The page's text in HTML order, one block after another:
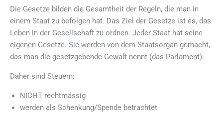
Die Gesetze bilden die Gesamtheit der Regeln, die man in
einem Staat zu befolgen hat. Das Ziel der Gesetze ist es, das
Leben in der Gesellschaft zu ordnen. Jeder Staat hat seine
eigenen Gesetze. Sie werden von dem Staatsorgan gemacht,
das man die gesetzgebende Gewalt nennt (das Parlament).
Daher sind Steuern:
NICHT rechtmässig
werden als Schenkung/Spende betrachtet